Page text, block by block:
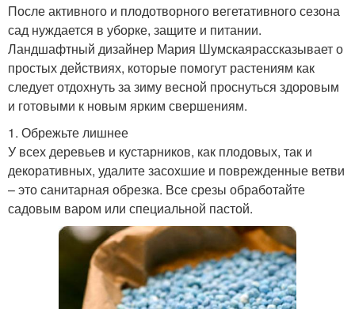
После активного и плодотворного вегетативного сезона
сад нуждается в уборке, защите и питании.
Ландшафтный дизайнер Мария Шумскаярассказывает о
простых действиях, которые помогут растениям как
следует отдохнуть за зиму весной проснуться здоровым
и готовыми к новым ярким свершениям.
1. Обрежьте лишнее
У всех деревьев и кустарников, как плодовых, так и
декоративных, удалите засохшие и поврежденные ветви
– это санитарная обрезка. Все срезы обработайте
садовым варом или специальной пастой.